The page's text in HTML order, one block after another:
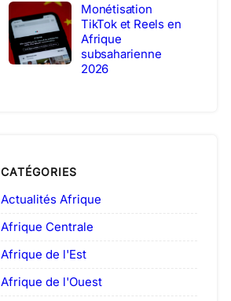
Monétisation
TikTok et Reels en
Afrique
subsaharienne
2026
CATÉGORIES
Actualités Afrique
Afrique Centrale
Afrique de l'Est
Afrique de l'Ouest